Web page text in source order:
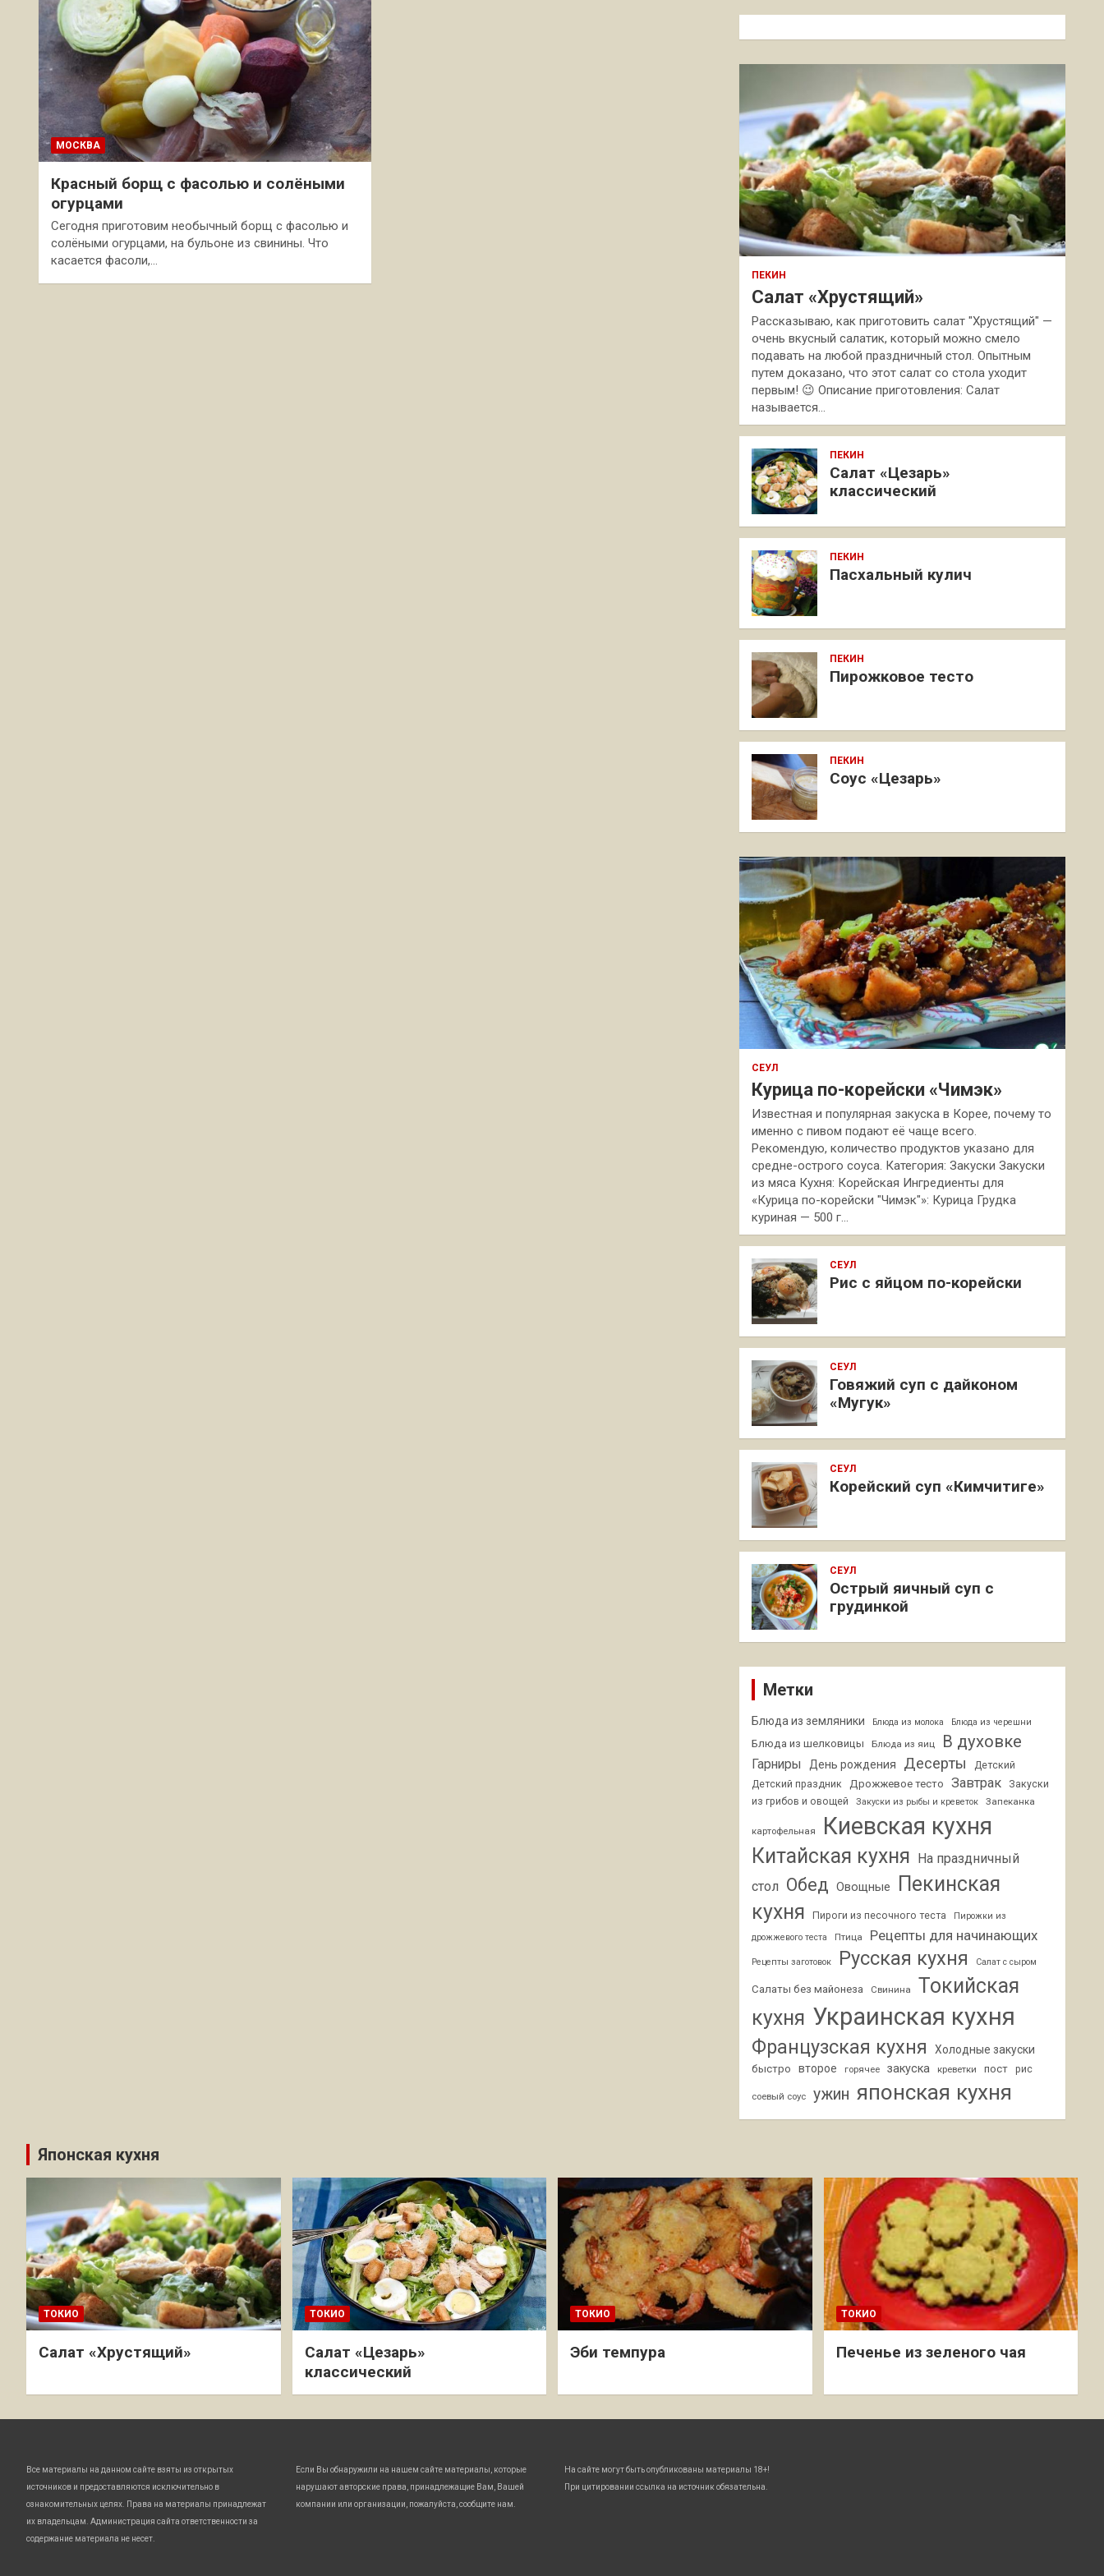
МОСКВА
Красный борщ с фасолью и солёными
огурцами
Сегодня приготовим необычный борщ с фасолью и
солёными огурцами, на бульоне из свинины. Что
касается фасоли,…
к
ПЕКИН
Салат «Хрустящий»
Рассказываю, как приготовить салат "Хрустящий" —
очень вкусный салатик, который можно смело
подавать на любой праздничный стол. Опытным
путем доказано, что этот салат со стола уходит
первым! 😉 Описание приготовления: Салат
называется…
ПЕКИН
Салат «Цезарь»
классический
ПЕКИН
Пасхальный кулич
ПЕКИН
Пирожковое тесто
ПЕКИН
Соус «Цезарь»
СЕУЛ
Курица по-корейски «Чимэк»
Известная и популярная закуска в Корее, почему то
именно с пивом подают её чаще всего.
Рекомендую, количество продуктов указано для
средне-острого соуса. Категория: Закуски Закуски
из мяса Кухня: Корейская Ингредиенты для
«Курица по-корейски "Чимэк"»: Курица Грудка
куриная — 500 г…
СЕУЛ
Рис с яйцом по-корейски
СЕУЛ
Говяжий суп с дайконом
«Мугук»
СЕУЛ
Корейский суп «Кимчитиге»
СЕУЛ
Острый яичный суп с
грудинкой
Метки
Блюда из земляники Блюда из молока Блюда из черешни
Блюда из шелковицы Блюда из яиц В духовке
Гарниры День рождения Десерты
Детский
Детский праздник
Дрожжевое тесто Завтрак
Закуски
из грибов и овощей
Закуски из рыбы и креветок Запеканка
картофельная Киевская кухня
Китайская кухня На праздничный
стол Обед Овощные
Пекинская
кухня
Пироги из песочного теста
Пирожки из
дрожжевого теста
Птица Рецепты для начинающих
Рецепты заготовок Русская кухня Салат с сыром
Салаты без майонеза Свинина
Токийская
кухня Украинская кухня
Французская кухня Холодные закуски
быстро второе горячее закуска креветки пост рис
соевый соус ужин японская кухня
Японская кухня
ТОКИО
Салат «Хрустящий»
ТОКИО
Салат «Цезарь»
классический
ТОКИО
Эби темпура
ТОКИО
Печенье из зеленого чая
Все материалы на данном сайте взяты из открытых
источников и предоставляются исключительно в
ознакомительных целях. Права на материалы принадлежат
их владельцам. Администрация сайта ответственности за
содержание материала не несет.
Если Вы обнаружили на нашем сайте материалы, которые
нарушают авторские права, принадлежащие Вам, Вашей
компании или организации, пожалуйста, сообщите нам.
На сайте могут быть опубликованы материалы 18+!
При цитировании ссылка на источник обязательна.